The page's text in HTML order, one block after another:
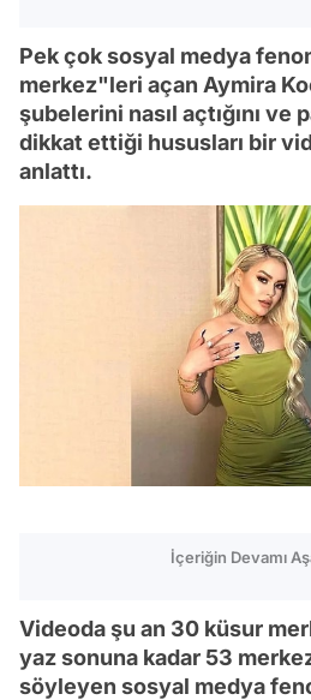
Pek çok sosyal medya
merkez"leri açan Aymira
şubelerini nasıl açtığını ve
dikkat ettiği hususları bir
anlattı.
İçeriğin Devamı
Videoda şu an 30 küsur
yaz sonuna kadar 53
söyleyen sosyal medya